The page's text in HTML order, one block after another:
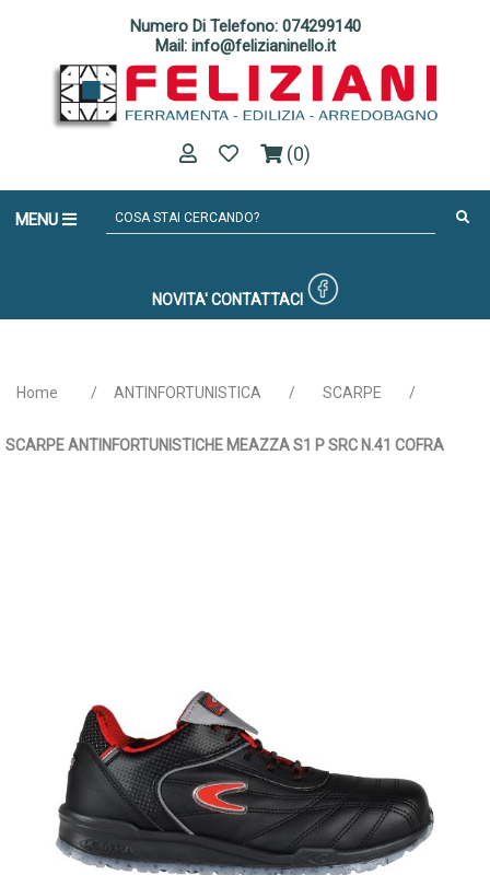
Numero Di Telefono: 074299140
Mail: info@felizianinello.it
(0)
MENU
NOVITA' CONTATTACI
Home / ANTINFORTUNISTICA / SCARPE /
SCARPE ANTINFORTUNISTICHE MEAZZA S1 P SRC N.41 COFRA